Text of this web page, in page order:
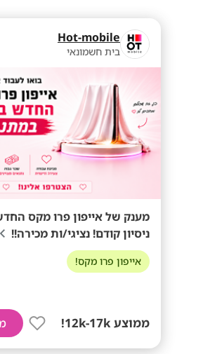
Hot-mobile
בית חשמונאי
מענק של אייפון פרו מקס
ניסיון קודם! נציגי/ות מכירה!!
אייפון פרו מקס!
ממוצע 12k-17k!